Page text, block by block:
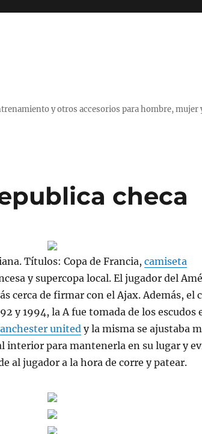
y otros accesorios para hombre, mujer
checa
Títulos: Copa de Francia,camiseta
y supercopa local. El jugador del
cerca de firmar con el Ajax. Además, el
y 1994, la A fue tomada de los escudos
united y la misma se ajustaba
interior para mantenerla en su lugar y
al jugador a la hora de corre y patear.